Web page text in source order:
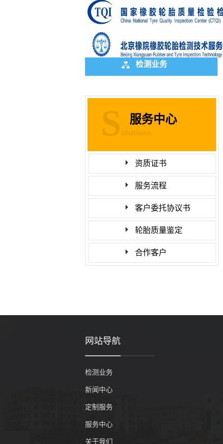
检测业务
服务中心
S olutions
资质证书
服务流程
客户委托协议书
轮胎质量鉴定
合作客户
网站导航
检测业务
新闻中心
定制服务
服务中心
关于我们